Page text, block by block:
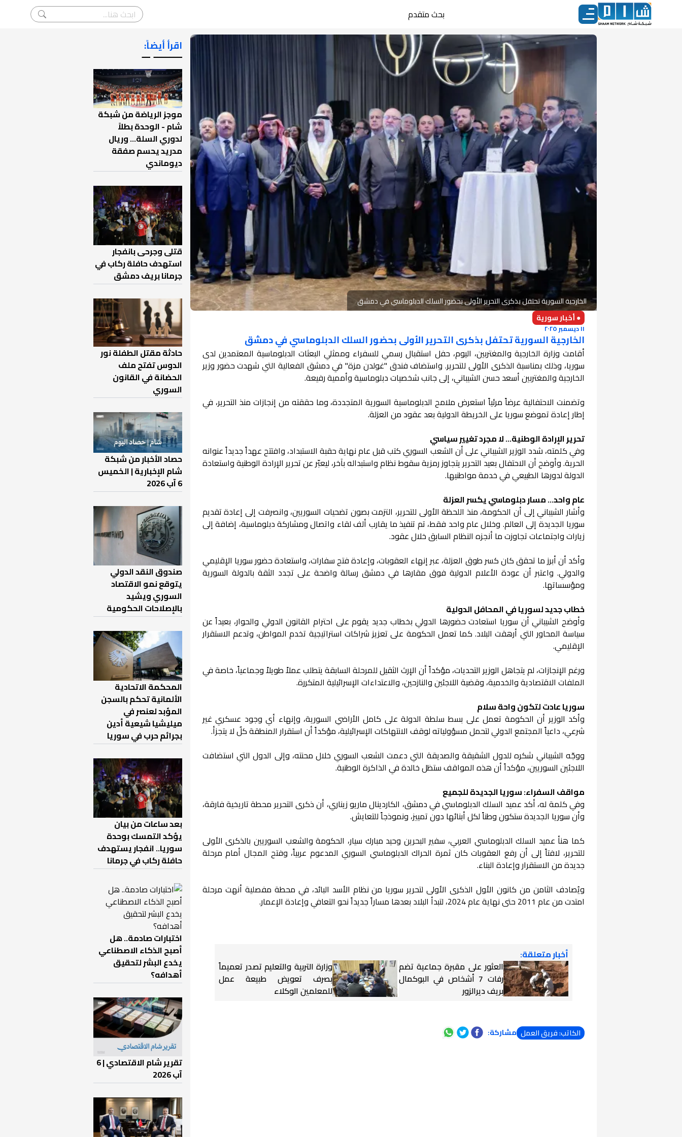
بحث متقدم
الخارجية السورية تحتفل بذكرى التحرير الأولى بحضور السلك الدبلوماسي في دمشق
● أخبار سورية
١١ ديسمبر ٢٠٢٥
الخارجية السورية تحتفل بذكرى التحرير الأولى بحضور السلك الدبلوماسي في دمشق
أقامت وزارة الخارجية والمغتربين، اليوم، حفل استقبال رسمي للسفراء وممثلي البعثات الدبلوماسية المعتمدين لدى
سوريا، وذلك بمناسبة الذكرى الأولى للتحرير. واستضاف فندق "غولدن مزة" في دمشق الفعالية التي شهدت حضور وزير
الخارجية والمغتربين أسعد حسن الشيباني، إلى جانب شخصيات دبلوماسية وأممية رفيعة.
وتضمنت الاحتفالية عرضاً مرئياً استعرض ملامح الدبلوماسية السورية المتجددة، وما حققته من إنجازات منذ التحرير، في
إطار إعادة تموضع سوريا على الخريطة الدولية بعد عقود من العزلة.
تحرير الإرادة الوطنية… لا مجرد تغيير سياسي
وفي كلمته، شدد الوزير الشيباني على أن الشعب السوري كتب قبل عام نهاية حقبة الاستبداد، وافتتح عهداً جديداً عنوانه
الحرية. وأوضح أن الاحتفال بعيد التحرير يتجاوز رمزية سقوط نظام واستبداله بآخر، ليعبّر عن تحرير الإرادة الوطنية واستعادة
الدولة لدورها الطبيعي في خدمة مواطنيها.
عام واحد… مسار دبلوماسي يكسر العزلة
وأشار الشيباني إلى أن الحكومة، منذ اللحظة الأولى للتحرير، التزمت بصون تضحيات السوريين، وانصرفت إلى إعادة تقديم
سوريا الجديدة إلى العالم. وخلال عام واحد فقط، تم تنفيذ ما يقارب ألف لقاء واتصال ومشاركة دبلوماسية، إضافة إلى
زيارات واجتماعات تجاوزت ما أنجزه النظام السابق خلال عقود.
وأكد أن أبرز ما تحقق كان كسر طوق العزلة، عبر إنهاء العقوبات، وإعادة فتح سفارات، واستعادة حضور سوريا الإقليمي
والدولي. واعتبر أن عودة الأعلام الدولية فوق مقارها في دمشق رسالة واضحة على تجدد الثقة بالدولة السورية
ومؤسساتها.
خطاب جديد لسوريا في المحافل الدولية
وأوضح الشيباني أن سوريا استعادت حضورها الدولي بخطاب جديد يقوم على احترام القانون الدولي والحوار، بعيداً عن
سياسة المحاور التي أرهقت البلاد. كما تعمل الحكومة على تعزيز شراكات استراتيجية تخدم المواطن، وتدعم الاستقرار
الإقليمي.
ورغم الإنجازات، لم يتجاهل الوزير التحديات، مؤكداً أن الإرث الثقيل للمرحلة السابقة يتطلب عملاً طويلاً وجماعياً، خاصة في
الملفات الاقتصادية والخدمية، وقضية اللاجئين والنازحين، والاعتداءات الإسرائيلية المتكررة.
سوريا عادت لتكون واحة سلام
وأكد الوزير أن الحكومة تعمل على بسط سلطة الدولة على كامل الأراضي السورية، وإنهاء أي وجود عسكري غير
شرعي، داعياً المجتمع الدولي لتحمل مسؤولياته لوقف الانتهاكات الإسرائيلية، مؤكداً أن استقرار المنطقة كلٌ لا يتجزأ.
ووجّه الشيباني شكره للدول الشقيقة والصديقة التي دعمت الشعب السوري خلال محنته، وإلى الدول التي استضافت
اللاجئين السوريين، مؤكداً أن هذه المواقف ستظل خالدة في الذاكرة الوطنية.
مواقف السفراء: سوريا الجديدة للجميع
وفي كلمة له، أكد عميد السلك الدبلوماسي في دمشق، الكاردينال ماريو زيناري، أن ذكرى التحرير محطة تاريخية فارقة،
وأن سوريا الجديدة ستكون وطناً لكل أبنائها دون تمييز، ونموذجاً للتعايش.
كما هنأ عميد السلك الدبلوماسي العربي، سفير البحرين وحيد مبارك سيار، الحكومة والشعب السوريين بالذكرى الأولى
للتحرير، لافتاً إلى أن رفع العقوبات كان ثمرة الحراك الدبلوماسي السوري المدعوم عربياً، وفتح المجال أمام مرحلة
جديدة من الاستقرار وإعادة البناء.
ويُصادف الثامن من كانون الأول الذكرى الأولى لتحرير سوريا من نظام الأسد البائد، في محطة مفصلية أنهت مرحلة
امتدت من عام 2011 حتى نهاية عام 2024، لتبدأ البلاد بعدها مساراً جديداً نحو التعافي وإعادة الإعمار.
أخبار متعلقة:
العثور على مقبرة جماعية تضم
رفات 7 أشخاص في البوكمال
بريف ديرالزور
وزارة التربية والتعليم تصدر تعميماً
بصرف تعويض طبيعة عمل
للمعلمين الوكلاء
الكاتب: فريق العمل مشاركة:
اقرأ أيضاً:
ـــــــ ــ
موجز الرياضة من شبكة
شام - الوحدة بطلاً
لدوري السلة... وريال
مدريد يحسم صفقة
ديوماندي
قتلى وجرحى بانفجار
استهدف حافلة ركاب في
جرمانا بريف دمشق
حادثة مقتل الطفلة نور
الدوس تفتح ملف
الحضانة في القانون
السوري
حصاد الأخبار من شبكة
شام الإخبارية | الخميس
6 آب 2026
صندوق النقد الدولي
يتوقع نمو الاقتصاد
السوري ويشيد
بالإصلاحات الحكومية
المحكمة الاتحادية
الألمانية تحكم بالسجن
المؤبد لعنصر في
ميليشيا شيعية أدين
بجرائم حرب في سوريا
بعد ساعات من بيان
يؤكد التمسك بوحدة
سوريا.. انفجار يستهدف
حافلة ركاب في جرمانا
اختبارات صادمة.. هل
أصبح الذكاء الاصطناعي
يخدع البشر لتحقيق
أهدافه؟
تقرير شام الاقتصادي | 6
آب 2026